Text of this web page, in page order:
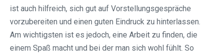
ist auch hilfreich, sich gut auf Vorstellungsgespräche
vorzubereiten und einen guten Eindruck zu hinterlassen.
Am wichtigsten ist es jedoch, eine Arbeit zu finden, die
einem Spaß macht und bei der man sich wohl fühlt. So